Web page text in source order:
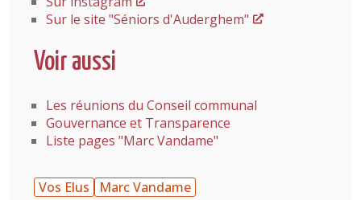
Sur le site "Séniors d'Auderghem"
Voir aussi
Les réunions du Conseil communal
Gouvernance et Transparence
Liste pages "Marc Vandame"
Vos Elus Marc Vandame